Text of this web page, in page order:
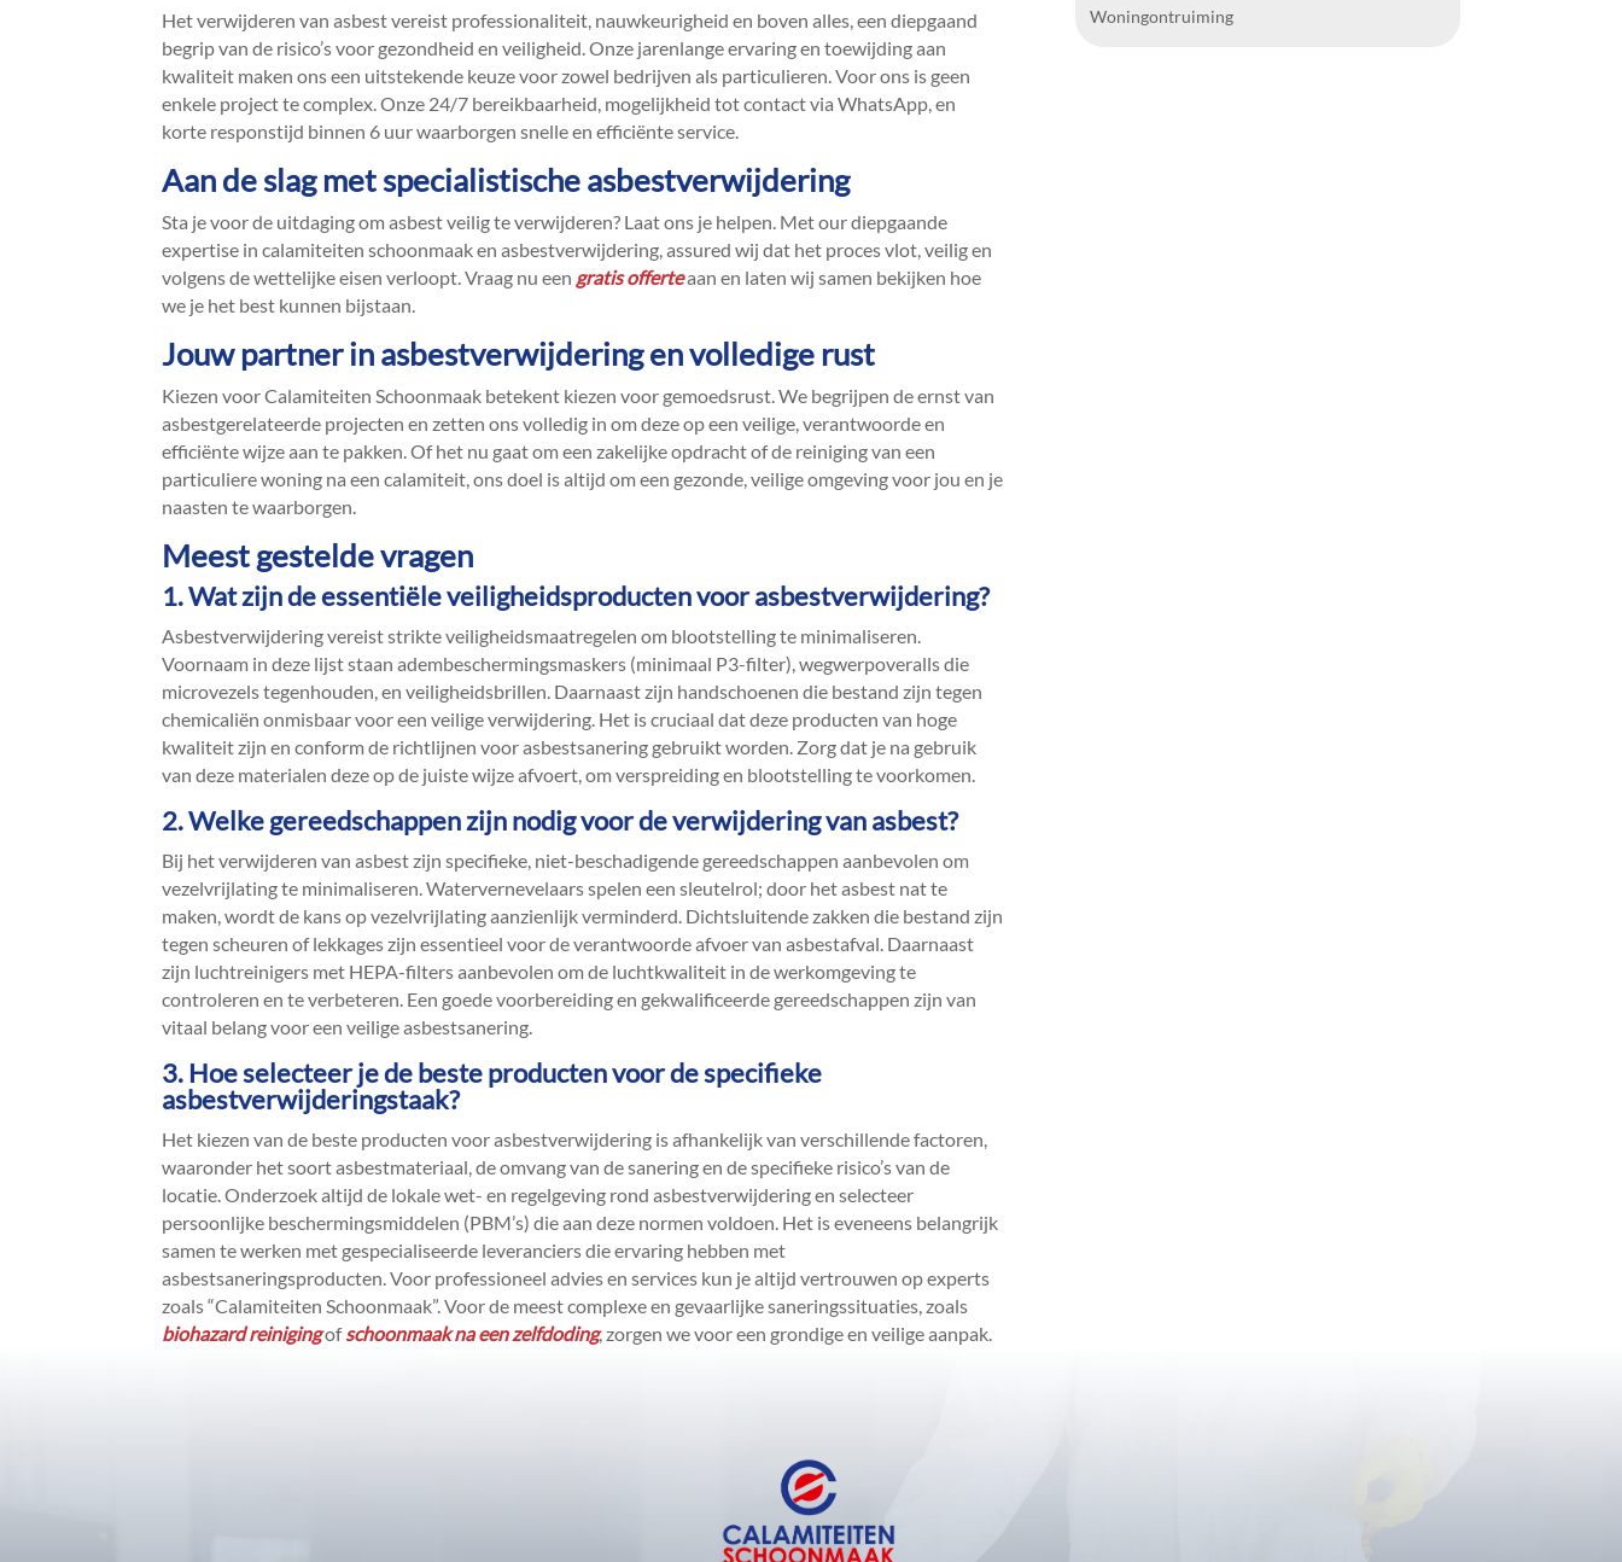
Het verwijderen van asbest vereist professionaliteit, nauwkeurigheid en boven alles, een diepgaand
begrip van de risico’s voor gezondheid en veiligheid.​ Onze jarenlange ervaring en toewijding aan
kwaliteit maken ons een uitstekende keuze voor zowel bedrijven als particulieren.​ Voor ons is geen
enkele project te complex.​ Onze 24/7 bereikbaarheid, mogelijkheid tot contact via WhatsApp, en
korte responstijd binnen 6 uur waarborgen snelle en efficiënte service.​
Aan de slag met specialistische asbestverwijdering
Sta je voor de uitdaging om asbest veilig te verwijderen? Laat ons je helpen.​ Met our diepgaande
expertise in calamiteiten schoonmaak en asbestverwijdering, assured wij dat het proces vlot, veilig en
volgens de wettelijke eisen verloopt.​ Vraag nu een gratis offerteaan en laten wij samen bekijken hoe
we je het best kunnen bijstaan.​
Jouw partner in asbestverwijdering en volledige rust
Kiezen voor Calamiteiten Schoonmaak betekent kiezen voor gemoedsrust.​ We begrijpen de ernst van
asbestgerelateerde projecten en zetten ons volledig in om deze op een veilige, verantwoorde en
efficiënte wijze aan te pakken.​ Of het nu gaat om een zakelijke opdracht of de reiniging van een
particuliere woning na een calamiteit, ons doel is altijd om een gezonde, veilige omgeving voor jou en je
naasten te waarborgen.​
Meest gestelde vragen
1.​ Wat zijn de essentiële veiligheidsproducten voor asbestverwijdering?
Asbestverwijdering vereist strikte veiligheidsmaatregelen om blootstelling te minimaliseren.​
Voornaam in deze lijst staan adembeschermingsmaskers (minimaal P3-filter), wegwerpoveralls die
microvezels tegenhouden, en veiligheidsbrillen.​ Daarnaast zijn handschoenen die bestand zijn tegen
chemicaliën onmisbaar voor een veilige verwijdering.​ Het is cruciaal dat deze producten van hoge
kwaliteit zijn en conform de richtlijnen voor asbestsanering gebruikt worden.​ Zorg dat je na gebruik
van deze materialen deze op de juiste wijze afvoert, om verspreiding en blootstelling te voorkomen.​
2.​ Welke gereedschappen zijn nodig voor de verwijdering van asbest?
Bij het verwijderen van asbest zijn specifieke, niet-beschadigende gereedschappen aanbevolen om
vezelvrijlating te minimaliseren.​ Watervernevelaars spelen een sleutelrol; door het asbest nat te
maken, wordt de kans op vezelvrijlating aanzienlijk verminderd.​ Dichtsluitende zakken die bestand zijn
tegen scheuren of lekkages zijn essentieel voor de verantwoorde afvoer van asbestafval.​ Daarnaast
zijn luchtreinigers met HEPA-filters aanbevolen om de luchtkwaliteit in de werkomgeving te
controleren en te verbeteren.​ Een goede voorbereiding en gekwalificeerde gereedschappen zijn van
vitaal belang voor een veilige asbestsanering.​
3.​ Hoe selecteer je de beste producten voor de specifieke
asbestverwijderingstaak?
Het kiezen van de beste producten voor asbestverwijdering is afhankelijk van verschillende factoren,
waaronder het soort asbestmateriaal, de omvang van de sanering en de specifieke risico’s van de
locatie.​ Onderzoek altijd de lokale wet- en regelgeving rond asbestverwijdering en selecteer
persoonlijke beschermingsmiddelen (PBM’s) die aan deze normen voldoen.​ Het is eveneens belangrijk
samen te werken met gespecialiseerde leveranciers die ervaring hebben met
asbestsaneringsproducten.​ Voor professioneel advies en services kun je altijd vertrouwen op experts
zoals “Calamiteiten Schoonmaak”.​ Voor de meest complexe en gevaarlijke saneringssituaties, zoals
biohazard reinigingofschoonmaak na een zelfdoding, zorgen we voor een grondige en veilige aanpak.​
Woningontruiming